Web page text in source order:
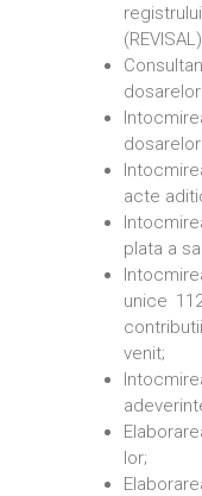
acte
plata a
unice
venit;
lor;